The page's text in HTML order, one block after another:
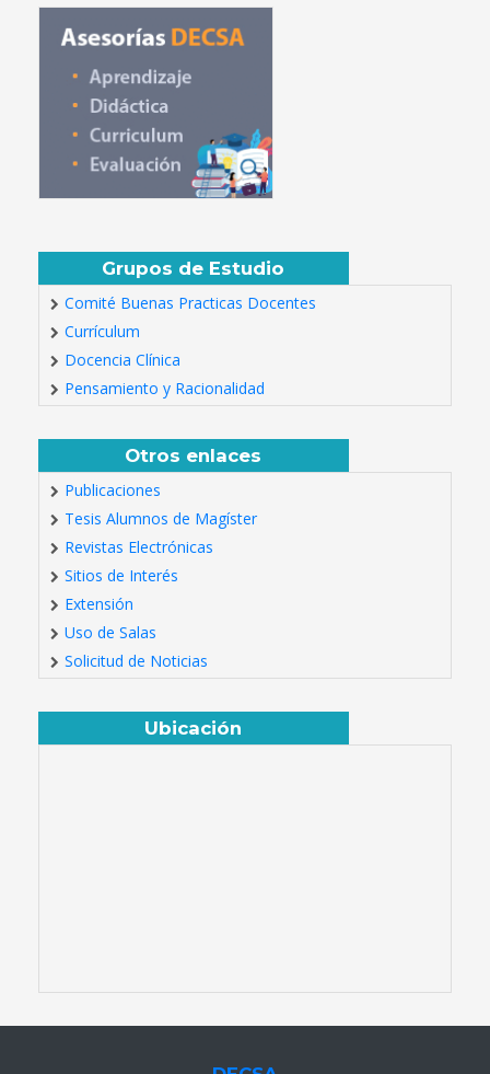
Grupos de Estudio
Comité Buenas Practicas Docentes
Currículum
Docencia Clínica
Pensamiento y Racionalidad
Otros enlaces
Publicaciones
Tesis Alumnos de Magíster
Revistas Electrónicas
Sitios de Interés
Extensión
Uso de Salas
Solicitud de Noticias
Ubicación